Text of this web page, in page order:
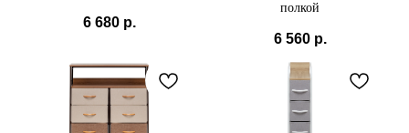
6 680 р.
полкой
6 560 р.